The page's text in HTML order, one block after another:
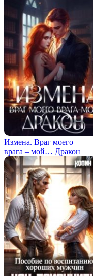
Измена. Враг моего
врага – мой… Дракон